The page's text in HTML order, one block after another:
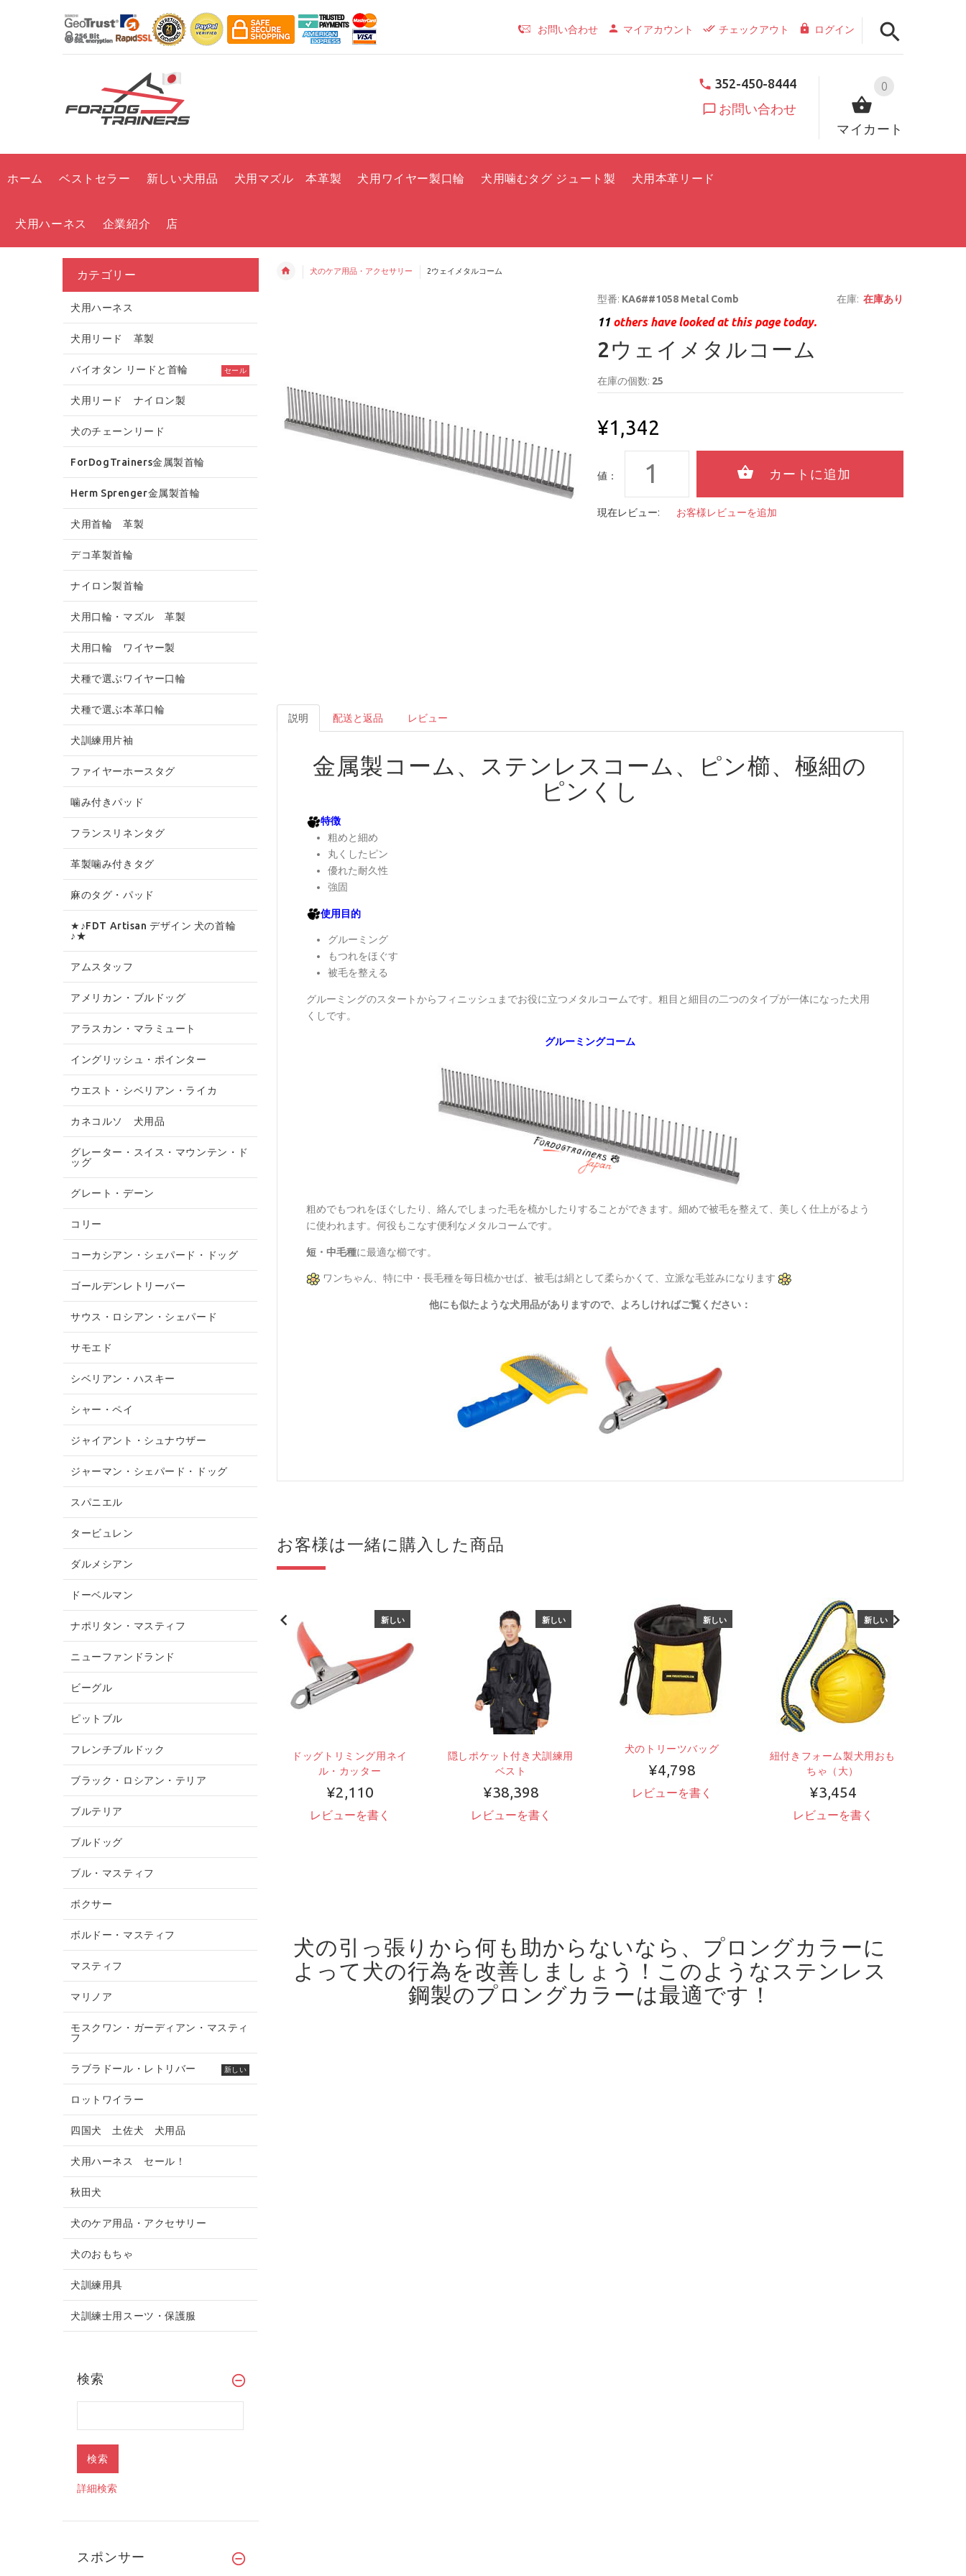
お問い合わせ マイアカウント チェックアウト ログイン
0
マイカート
352-450-8444
お問い合わせ
ホーム ベストセラー 新しい犬用品 犬用マズル 本革製 犬用ワイヤー製口輪 犬用噛むタグ ジュート製 犬用本革リード
犬用ハーネス 企業紹介 店
犬のケア用品・アクセサリー 2ウェイメタルコーム
型番: KA6##1058 Metal Comb 在庫: 在庫あり
11others have looked at this page today.
2ウェイメタルコーム
在庫の個数: 25
¥1,342
値：
現在レビュー: お客様レビューを追加
説明 配送と返品 レビュー
金属製コーム、ステンレスコーム、ピン櫛、極細の
ピンくし
特徴
粗めと細め
丸くしたピン
優れた耐久性
強固
使用目的
グルーミング
もつれをほぐす
被毛を整える
グルーミングのスタートからフィニッシュまでお役に立つメタルコームです。粗目と細目の二つのタイプが一体になった犬用
くしです。
グルーミングコーム
粗めでもつれをほぐしたり、絡んでしまった毛を梳かしたりすることができます。細めで被毛を整えて、美しく仕上がるよう
に使われます。何役もこなす便利なメタルコームです。
短・中毛種に最適な櫛です。
ワンちゃん、特に中・長毛種を毎日梳かせば、被毛は絹として柔らかくて、立派な毛並みになります
他にも似たような犬用品がありますので、よろしければご覧ください：
お客様は一緒に購入した商品
ススチールのチョ
ナイロンから作られた 犬
¥4,222
新しい
ドッグトリミング用ネイ
ル・カッター
¥2,110
レビューを書く
新しい
隠しポケット付き犬訓練用
ベスト
¥38,398
レビューを書く
新しい
犬のトリーツバッグ
¥4,798
レビューを書く
新しい
紐付きフォーム製犬用おも
ちゃ（大）
¥3,454
レビューを書く
犬の引っ張りから何も助からないなら、プロングカラーに
よって犬の行為を改善しましょう！ このようなステンレス
鋼製のプロングカラーは最適です！
カテゴリー
犬用ハーネス
犬用リード 革製
バイオタン リードと首輪 セール
犬用リード ナイロン製
犬のチェーンリード
ForDogTrainers金属製首輪
Herm Sprenger金属製首輪
犬用首輪 革製
デコ革製首輪
ナイロン製首輪
犬用口輪・マズル 革製
犬用口輪 ワイヤー製
犬種で選ぶワイヤー口輪
犬種で選ぶ本革口輪
犬訓練用片袖
ファイヤーホースタグ
噛み付きパッド
フランスリネンタグ
革製噛み付きタグ
麻のタグ・パッド
★♪FDT Artisan デザイン 犬の首輪
♪★
アムスタッフ
アメリカン・ブルドッグ
アラスカン・マラミュート
イングリッシュ・ポインター
ウエスト・シベリアン・ライカ
カネコルソ 犬用品
グレーター・スイス・マウンテン・ド
ッグ
グレート・デーン
コリー
コーカシアン・シェパード・ドッグ
ゴールデンレトリーバー
サウス・ロシアン・シェパード
サモエド
シベリアン・ハスキー
シャー・ペイ
ジャイアント・シュナウザー
ジャーマン・シェパード・ドッグ
スパニエル
タービュレン
ダルメシアン
ドーベルマン
ナポリタン・マスティフ
ニューファンドランド
ビーグル
ピットブル
フレンチブルドック
ブラック・ロシアン・テリア
ブルテリア
ブルドッグ
ブル・マスティフ
ボクサー
ボルドー・マスティフ
マスティフ
マリノア
モスクワン・ガーディアン・マスティ
フ
ラブラドール・レトリバー 新しい
ロットワイラー
四国犬 土佐犬 犬用品
犬用ハーネス セール！
秋田犬
犬のケア用品・アクセサリー
犬のおもちゃ
犬訓練用具
犬訓練士用スーツ・保護服
検索
詳細検索
スポンサー